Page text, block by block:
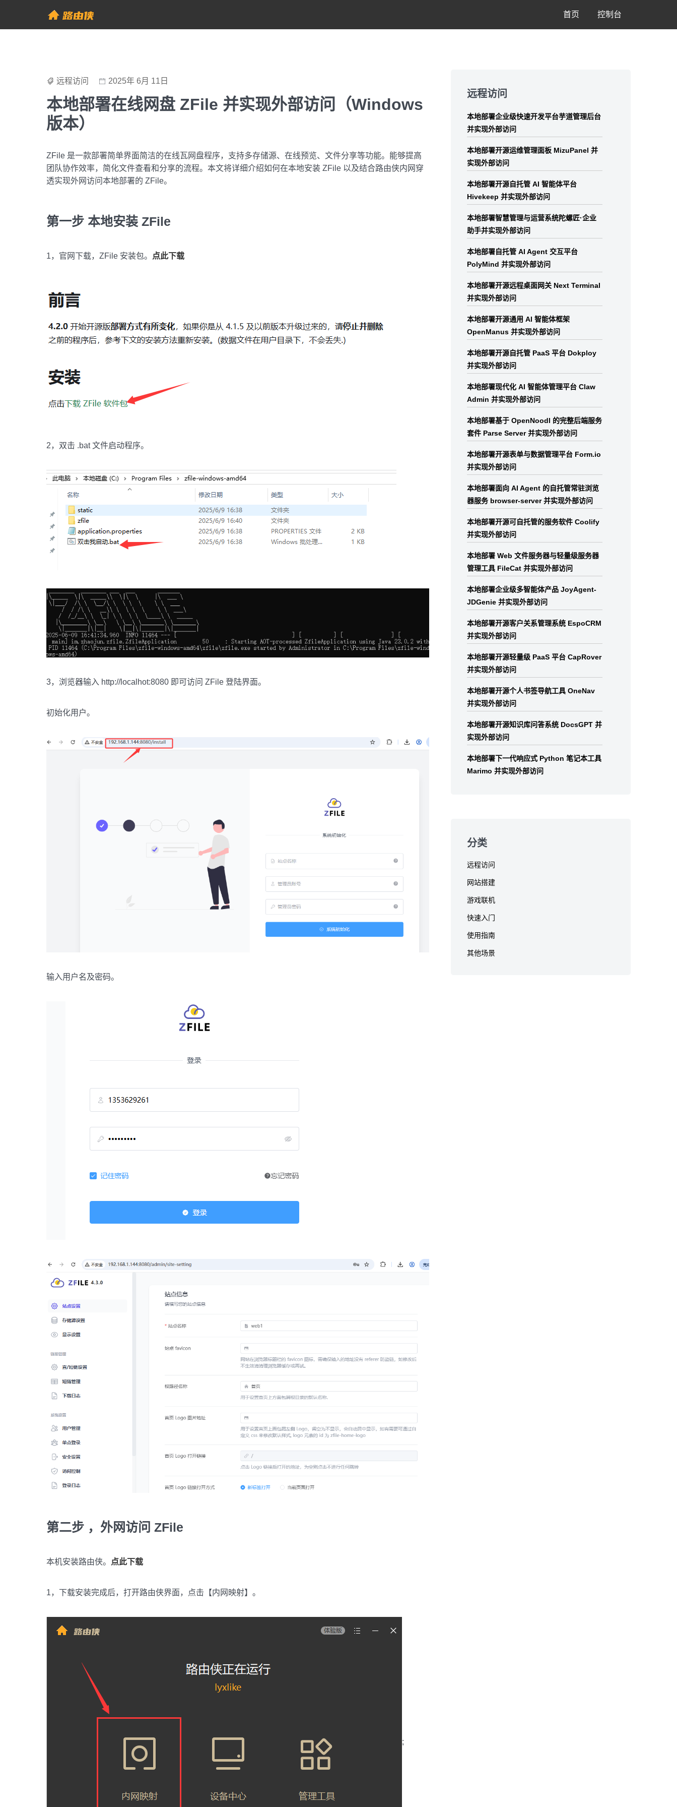
content
帮助中心 - 路由侠
首页 控制台
远程访问 2025年 6月 11日
本地部署在线网盘 ZFile 并实现外部访问（Windows
版本）
ZFile 是一款部署简单界面简洁的在线瓦网盘程序，支持多存储源、在线预览、文件分享等功能。能够提高
团队协作效率，简化文件查看和分享的流程。本文将详细介绍如何在本地安装 ZFile 以及结合路由侠内网穿
透实现外网访问本地部署的 ZFile。
第一步 本地安装 ZFile
1，官网下载，ZFile 安装包。 点此下载
2，双击 .bat 文件启动程序。
3，浏览器输入 http://localhot:8080 即可访问 ZFile 登陆界面。
初始化用户。
输入用户名及密码。
第二步 ，外网访问 ZFile
本机安装路由侠。 点此下载
1，下载安装完成后，打开路由侠界面，点击【内网映射】。
;
footer
远程访问
本地部署企业级快速开发平台芋道管理后台
并实现外部访问
本地部署开源运维管理面板 MizuPanel 并
实现外部访问
本地部署开源自托管 AI 智能体平台
Hivekeep 并实现外部访问
本地部署智慧管理与运营系统陀螺匠·企业
助手并实现外部访问
本地部署自托管 AI Agent 交互平台
PolyMind 并实现外部访问
本地部署开源远程桌面网关 Next Terminal
并实现外部访问
本地部署开源通用 AI 智能体框架
OpenManus 并实现外部访问
本地部署开源自托管 PaaS 平台 Dokploy
并实现外部访问
本地部署现代化 AI 智能体管理平台 Claw
Admin 并实现外部访问
本地部署基于 OpenNoodl 的完整后端服务
套件 Parse Server 并实现外部访问
本地部署开源表单与数据管理平台 Form.io
并实现外部访问
本地部署面向 AI Agent 的自托管常驻浏览
器服务 browser-server 并实现外部访问
本地部署开源可自托管的服务软件 Coolify
并实现外部访问
本地部署 Web 文件服务器与轻量级服务器
管理工具 FileCat 并实现外部访问
本地部署企业级多智能体产品 JoyAgent-
JDGenie 并实现外部访问
本地部署开源客户关系管理系统 EspoCRM
并实现外部访问
本地部署开源轻量级 PaaS 平台 CapRover
并实现外部访问
本地部署开源个人书签导航工具 OneNav
并实现外部访问
本地部署开源知识库问答系统 DocsGPT 并
实现外部访问
本地部署下一代响应式 Python 笔记本工具
Marimo 并实现外部访问
分类
远程访问
网站搭建
游戏联机
快速入门
使用指南
其他场景